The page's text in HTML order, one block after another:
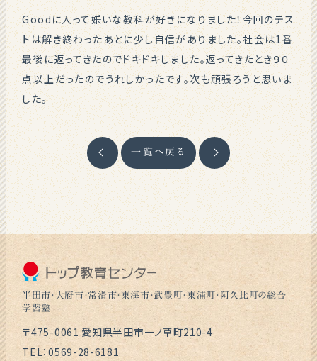
Goodに入って嫌いな教科が好きになりました！今回のテス
トは解き終わったあとに少し自信がありました。社会は1番
最後に返ってきたのでドキドキしました。返ってきたとき９０
点以上だったのでうれしかったです。次も頑張ろうと思いま
した。
一覧へ戻る
半田市・大府市・常滑市・東海市・武豊町・東浦町・阿久比町の総合
学習塾
〒475-0061 愛知県半田市一ノ草町210-4
TEL：0569-28-6181